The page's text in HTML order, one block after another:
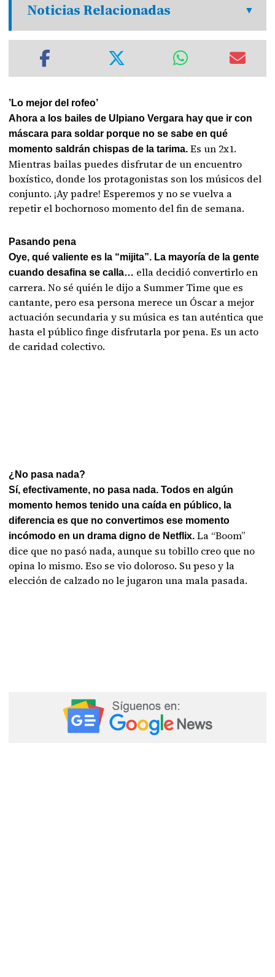
Noticias Relacionadas
’Lo mejor del rofeo’
Ahora a los bailes de Ulpiano Vergara hay que ir con
máscara para soldar porque no se sabe en qué
momento saldrán chispas de la tarima.Es un 2x1.
Mientras bailas puedes disfrutar de un encuentro
boxístico, donde los protagonistas son los músicos del
conjunto. ¡Ay padre! Esperemos y no se vuelva a
repetir el bochornoso momento del fin de semana.
Pasando pena
Oye, qué valiente es la “mijita”. La mayoría de la gente
cuando desafina se calla… ella decidió convertirlo en
carrera. No sé quién le dijo a Summer Time que es
cantante, pero esa persona merece un Óscar a mejor
actuación secundaria y su música es tan auténtica que
hasta el público finge disfrutarla por pena. Es un acto
de caridad colectivo.
¿No pasa nada?
Sí, efectivamente, no pasa nada. Todos en algún
momento hemos tenido una caída en público, la
diferencia es que no convertimos ese momento
incómodo en un drama digno de Netflix.La “Boom”
dice que no pasó nada, aunque su tobillo creo que no
opina lo mismo. Eso se vio doloroso. Su peso y la
elección de calzado no le jugaron una mala pasada.